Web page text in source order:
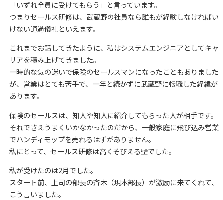
「いずれ全員に受けてもらう」と言っています。
つまりセールス研修は、武蔵野の社員なら誰もが経験しなければい
けない通過儀礼といえます。
これまでお話してきたように、私はシステムエンジニアとしてキャ
リアを積み上げてきました。
一時的な気の迷いで保険のセールスマンになったこともありました
が、営業はとても苦手で、一年と続かずに武蔵野に転職した経緯が
あります。
保険のセールスは、知人や知人に紹介してもらった人が相手です。
それでさえうまくいかなかったのだから、一般家庭に飛び込み営業
でハンディモップを売れるはずがありません。
私にとって、セールス研修は高くそびえる壁でした。
私が受けたのは2月でした。
スタート前、上司の部長の斉木（現本部長）が激励に来てくれて、
こう言いました。